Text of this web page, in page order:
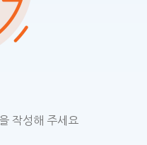
작성해 주세요